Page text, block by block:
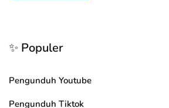
✨ Populer
Pengunduh Youtube
Pengunduh Tiktok